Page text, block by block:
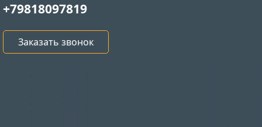
+79818097819
Заказать звонок